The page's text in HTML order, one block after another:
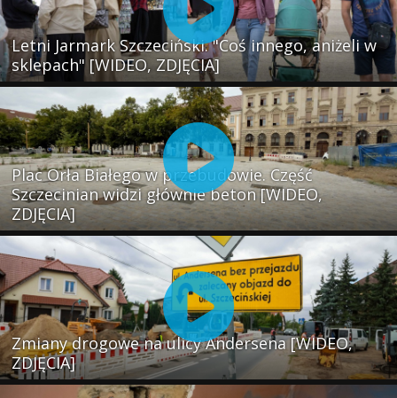
Letni Jarmark Szczeciński. "Coś innego, aniżeli w
sklepach" [WIDEO, ZDJĘCIA]
Plac Orła Białego w przebudowie. Część
Szczecinian widzi głównie beton [WIDEO,
ZDJĘCIA]
Zmiany drogowe na ulicy Andersena [WIDEO,
ZDJĘCIA]